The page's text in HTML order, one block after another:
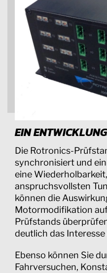
EIN
Die Rotronics-
synchronisiert und
eine
anspruchsvollsten
können die
Motormodifikation
Prüfstands
deutlich das
Ebenso können Sie
Fahrversuchen,